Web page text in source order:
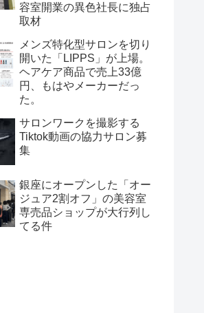
容室開業の異色社長に独占
取材
メンズ特化型サロンを切り
開いた「LIPPS」が上場。
ヘアケア商品で売上33億
円、もはやメーカーだっ
た。
サロンワークを撮影する
Tiktok動画の協力サロン募
集
銀座にオープンした「オー
ジュア2割オフ」の美容室
専売品ショップが大行列し
てる件